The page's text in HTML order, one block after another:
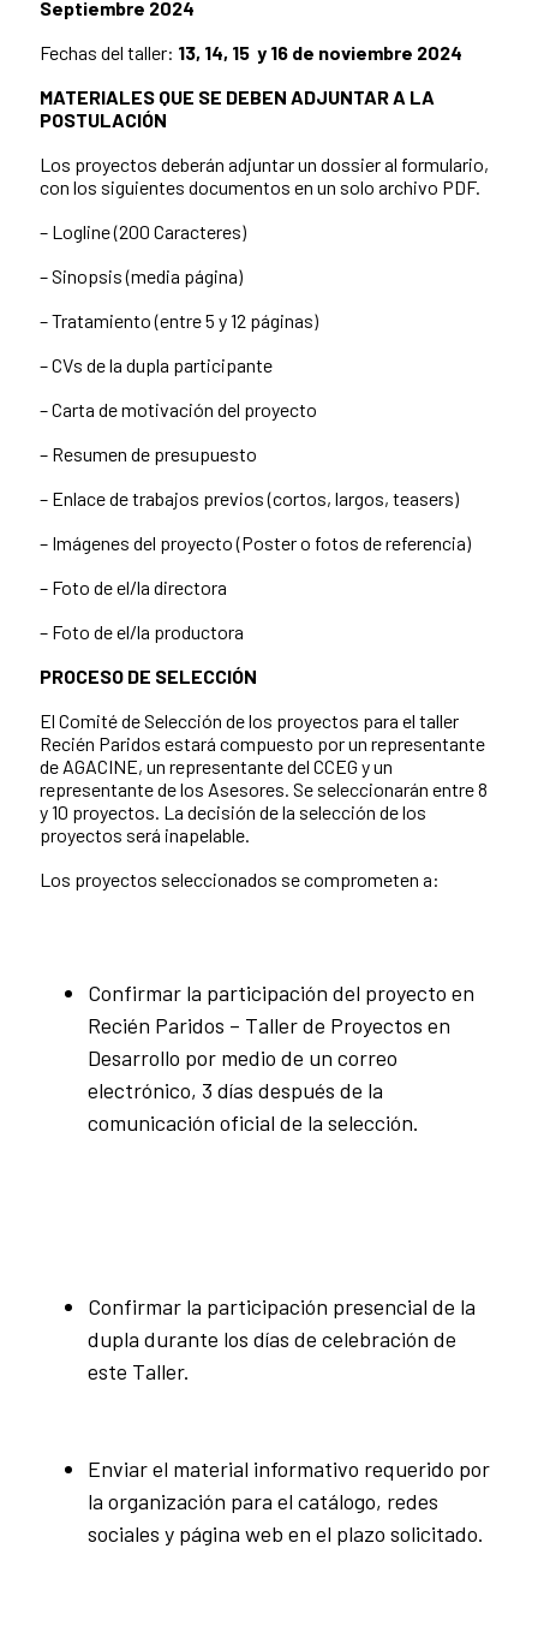
Septiembre 2024
Fechas del taller: 13, 14, 15 y 16 de noviembre 2024
MATERIALES QUE SE DEBEN ADJUNTAR A LA
POSTULACIÓN
Los proyectos deberán adjuntar un dossier al formulario,
con los siguientes documentos en un solo archivo PDF.
– Logline (200 Caracteres)
– Sinopsis (media página)
– Tratamiento (entre 5 y 12 páginas)
– CVs de la dupla participante
– Carta de motivación del proyecto
– Resumen de presupuesto
– Enlace de trabajos previos (cortos, largos, teasers)
– Imágenes del proyecto (Poster o fotos de referencia)
– Foto de el/la directora
– Foto de el/la productora
PROCESO DE SELECCIÓN
El Comité de Selección de los proyectos para el taller
Recién Paridos estará compuesto por un representante
de AGACINE, un representante del CCEG y un
representante de los Asesores. Se seleccionarán entre 8
y 10 proyectos. La decisión de la selección de los
proyectos será inapelable.
Los proyectos seleccionados se comprometen a:
Confirmar la participación del proyecto en
Recién Paridos – Taller de Proyectos en
Desarrollo por medio de un correo
electrónico, 3 días después de la
comunicación oficial de la selección.
Confirmar la participación presencial de la
dupla durante los días de celebración de
este Taller.
Enviar el material informativo requerido por
la organización para el catálogo, redes
sociales y página web en el plazo solicitado.